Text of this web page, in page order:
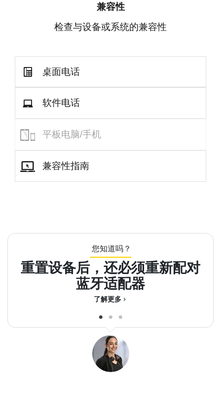
兼容性
检查与设备或系统的兼容性
桌面电话
软件电话
平板电脑/手机
兼容性指南
您知道吗？
重置设备后，还必须重新配对
蓝牙适配器
chevron_right
了解更多